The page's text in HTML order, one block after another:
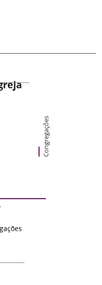
Congregações